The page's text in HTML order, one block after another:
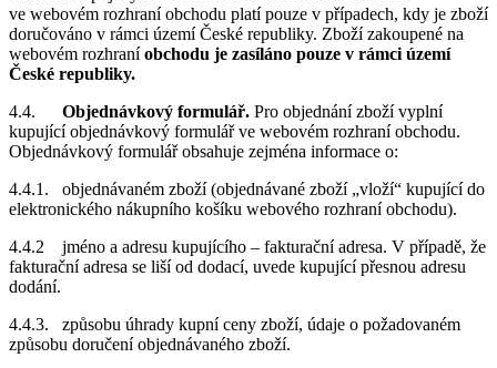
ve webovém rozhraní obchodu platí pouze v případech, kdy je zboží
doručováno v rámci území České republiky. Zboží zakoupené na
webovém rozhraníobchodu je zasíláno pouze v rámci území
České republiky.
4.4. Objednávkový formulář. Pro objednání zboží vyplní
kupující objednávkový formulář ve webovém rozhraní obchodu.
Objednávkový formulář obsahuje zejména informace o:
4.4.1. objednávaném zboží (objednávané zboží „vloží“ kupující do
elektronického nákupního košíku webového rozhraní obchodu).
4.4.2 jméno a adresu kupujícího – fakturační adresa. V případě, že
fakturační adresa se liší od dodací, uvede kupující přesnou adresu
dodání.
4.4.3. způsobu úhrady kupní ceny zboží, údaje o požadovaném
způsobu doručení objednávaného zboží.